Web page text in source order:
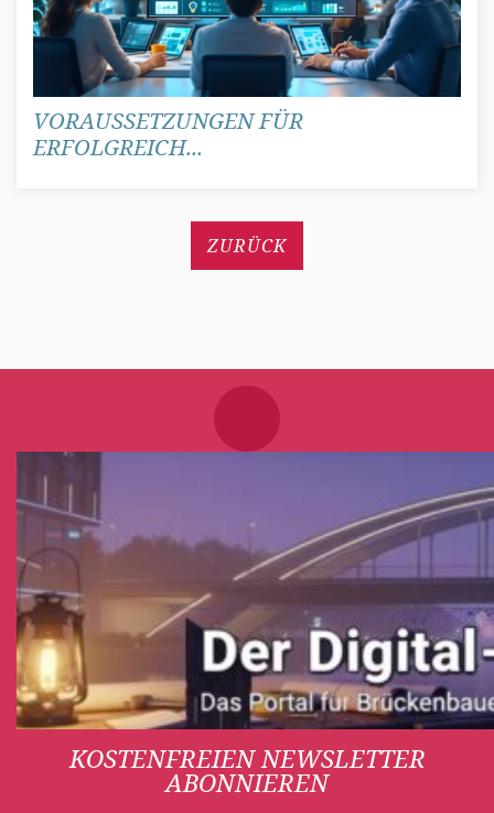
VORAUSSETZUNGEN FÜR
ERFOLGREICH...
ZURÜCK
KOSTENFREIEN NEWSLETTER
ABONNIEREN